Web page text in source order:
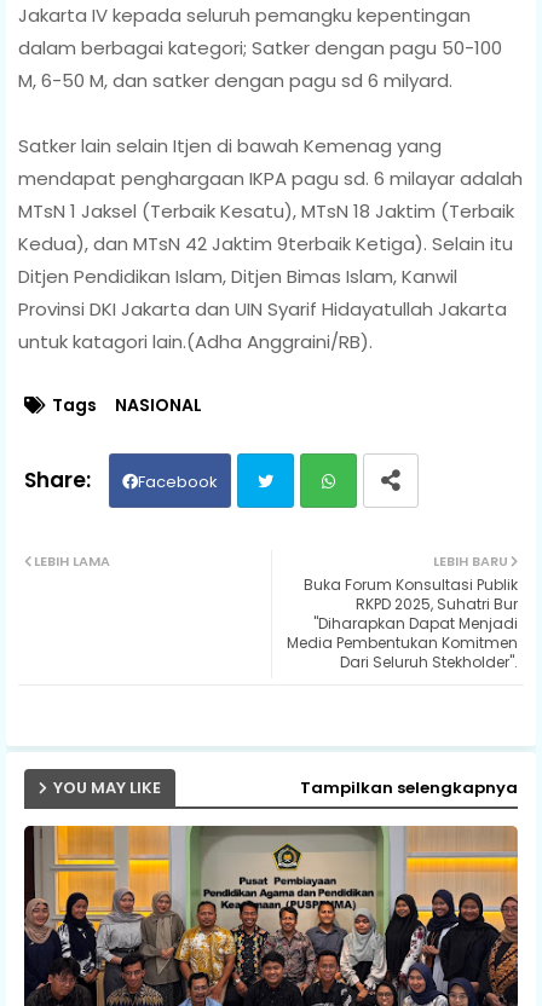
Jakarta IV kepada seluruh pemangku kepentingan
dalam berbagai kategori; Satker dengan pagu 50-100
M, 6-50 M, dan satker dengan pagu sd 6 milyard.
Satker lain selain Itjen di bawah Kemenag yang
mendapat penghargaan IKPA pagu sd. 6 milayar adalah
MTsN 1 Jaksel (Terbaik Kesatu), MTsN 18 Jaktim (Terbaik
Kedua), dan MTsN 42 Jaktim 9terbaik Ketiga). Selain itu
Ditjen Pendidikan Islam, Ditjen Bimas Islam, Kanwil
Provinsi DKI Jakarta dan UIN Syarif Hidayatullah Jakarta
untuk katagori lain.(Adha Anggraini/RB).
Tags NASIONAL
Facebook
ats
ap
LEBIH BARU
Buka Forum Konsultasi Publik
RKPD 2025, Suhatri Bur
"Diharapkan Dapat Menjadi
Media Pembentukan Komitmen
Dari Seluruh Stekholder".
LEBIH LAMA
YOU MAY LIKE Tampilkan selengkapnya